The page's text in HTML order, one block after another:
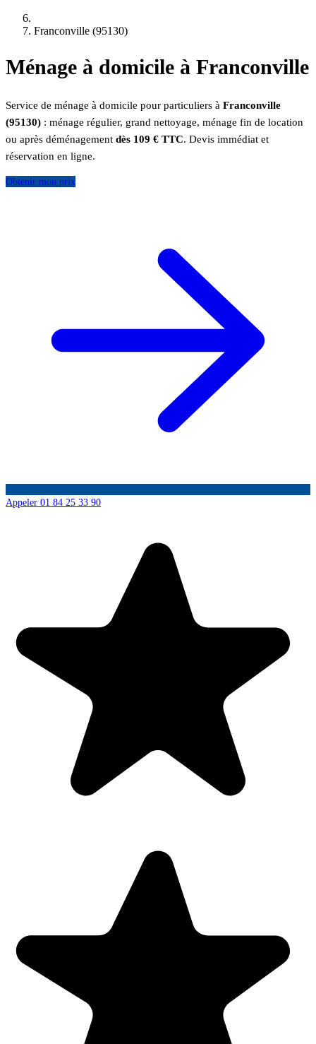
Franconville (95130)
Ménage à domicile à Franconville
Service de ménage à domicile pour particuliers à Franconville
(95130) : ménage régulier, grand nettoyage, ménage fin de location
ou après déménagement dès 109 € TTC. Devis immédiat et
réservation en ligne.
Obtenir mon prix
Appeler 01 84 25 33 90